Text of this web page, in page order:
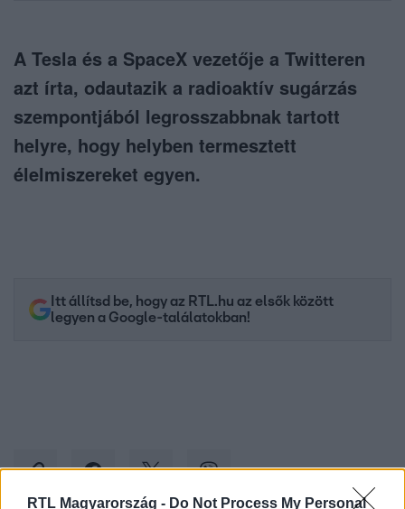
RTL Magyarország - Do Not Process My Personal
A Tesla és a SpaceX vezetője a Twitteren
azt írta, odautazik a radioaktív sugárzás
szempontjából legrosszabbnak tartott
helyre, hogy helyben termesztett
élelmiszereket egyen.
Itt állítsd be, hogy az RTL.hu az elsők között
legyen a Google-találatokban!